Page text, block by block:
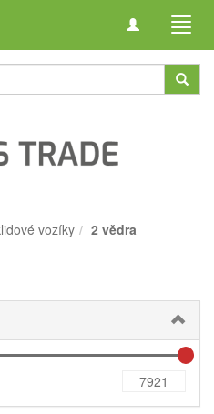
Toggle
vozíky 2 vědra